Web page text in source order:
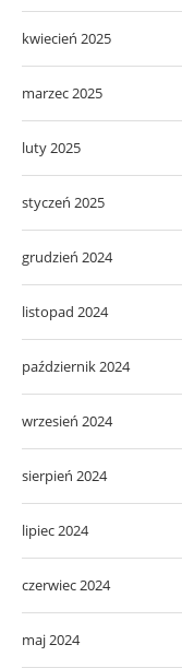
kwiecień 2025
marzec 2025
luty 2025
styczeń 2025
grudzień 2024
listopad 2024
październik 2024
wrzesień 2024
sierpień 2024
lipiec 2024
czerwiec 2024
maj 2024